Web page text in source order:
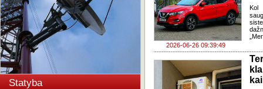
Statyba
2026-06-26 09:39:49
Kol